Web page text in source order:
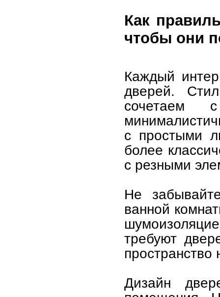
Как
чтобы они
Каждый
дверей.
сочетаем
с простыми
более
с резными
Не
ванной
требуют
Дизайн